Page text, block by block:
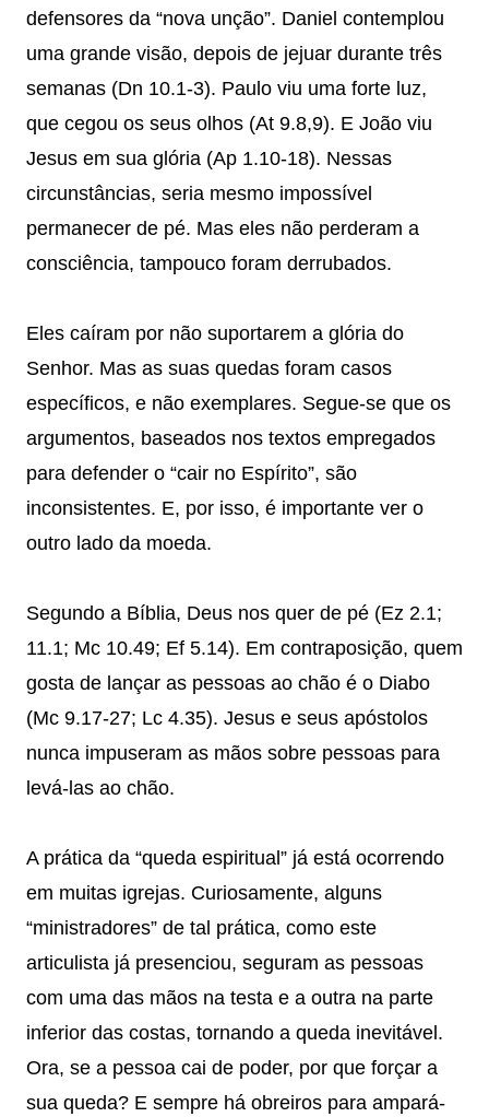
defensores da “nova unção”. Daniel contemplou
uma grande visão, depois de jejuar durante três
semanas (Dn 10.1-3). Paulo viu uma forte luz,
que cegou os seus olhos (At 9.8,9). E João viu
Jesus em sua glória (Ap 1.10-18). Nessas
circunstâncias, seria mesmo impossível
permanecer de pé. Mas eles não perderam a
consciência, tampouco foram derrubados.
Eles caíram por não suportarem a glória do
Senhor. Mas as suas quedas foram casos
específicos, e não exemplares. Segue-se que os
argumentos, baseados nos textos empregados
para defender o “cair no Espírito”, são
inconsistentes. E, por isso, é importante ver o
outro lado da moeda.
Segundo a Bíblia, Deus nos quer de pé (Ez 2.1;
11.1; Mc 10.49; Ef 5.14). Em contraposição, quem
gosta de lançar as pessoas ao chão é o Diabo
(Mc 9.17-27; Lc 4.35). Jesus e seus apóstolos
nunca impuseram as mãos sobre pessoas para
levá-las ao chão.
A prática da “queda espiritual” já está ocorrendo
em muitas igrejas. Curiosamente, alguns
“ministradores” de tal prática, como este
articulista já presenciou, seguram as pessoas
com uma das mãos na testa e a outra na parte
inferior das costas, tornando a queda inevitável.
Ora, se a pessoa cai de poder, por que forçar a
sua queda? E sempre há obreiros para ampará-